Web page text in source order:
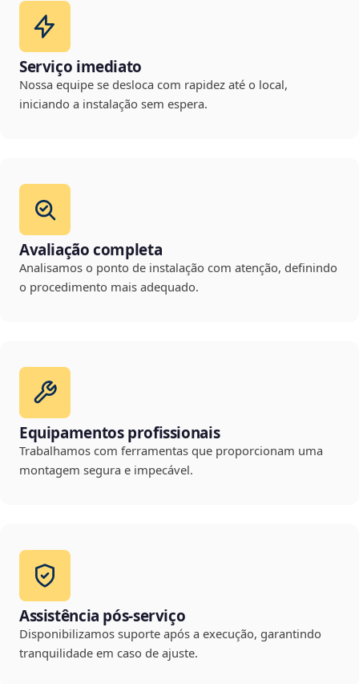
Serviço imediato
Nossa equipe se desloca com rapidez até o local,
iniciando a instalação sem espera.
Avaliação completa
Analisamos o ponto de instalação com atenção, definindo
o procedimento mais adequado.
Equipamentos profissionais
Trabalhamos com ferramentas que proporcionam uma
montagem segura e impecável.
Assistência pós-serviço
Disponibilizamos suporte após a execução, garantindo
tranquilidade em caso de ajuste.